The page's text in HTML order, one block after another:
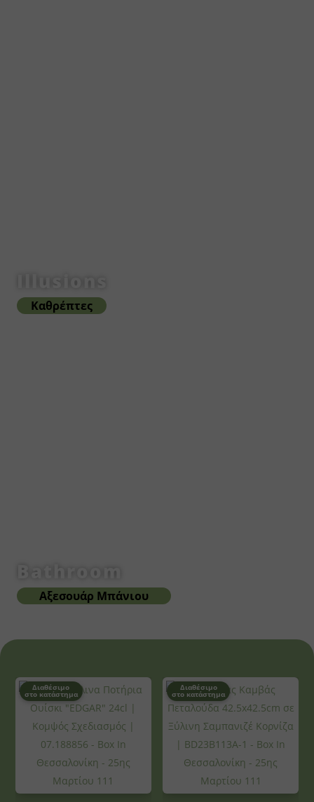
Καθρέπτες
Bathroom
Αξεσουάρ Μπάνιου
Διαθέσιμο
στο κατάστημα
Διαθέσιμο
στο κατάστημα